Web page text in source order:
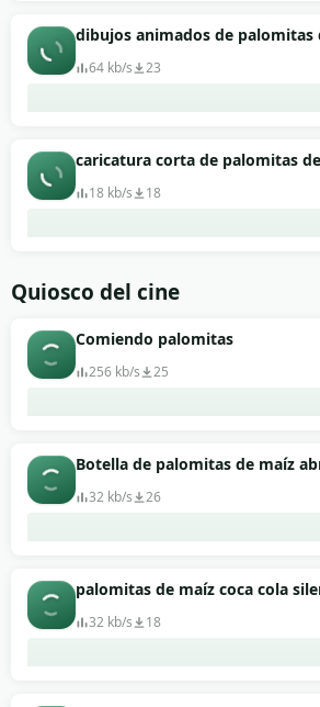
dibujos animados de palomitas
64 kb/s 23
caricatura corta de palomitas
18 kb/s 18
Quiosco del cine
Comiendo palomitas
256 kb/s 25
Botella de palomitas de maíz
32 kb/s 26
palomitas de maíz coca cola
32 kb/s 18